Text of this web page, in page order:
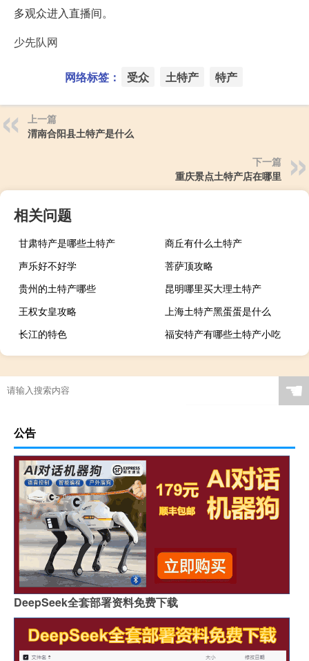
多观众进入直播间。
少先队网
网络标签： 受众 土特产 特产
上一篇
渭南合阳县土特产是什么
下一篇
重庆景点土特产店在哪里
相关问题
甘肃特产是哪些土特产
商丘有什么土特产
声乐好不好学
菩萨顶攻略
贵州的土特产哪些
昆明哪里买大理土特产
王权女皇攻略
上海土特产黑蛋蛋是什么
长江的特色
福安特产有哪些土特产小吃
☚
公告
DeepSeek全套部署资料免费下载